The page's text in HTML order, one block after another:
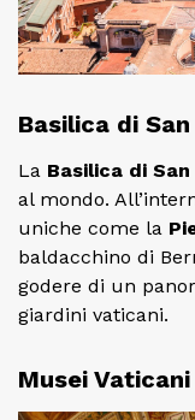
Basilica di
La Basilica di
al mondo.
uniche come la
baldacchino di
godere di un
giardini vaticani.
Musei